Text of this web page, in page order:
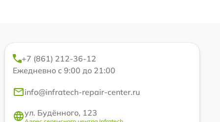
+7 (861) 212-36-12
Ежедневно с 9:00 до 21:00
info@infratech-repair-center.ru
ул. Будённого, 123